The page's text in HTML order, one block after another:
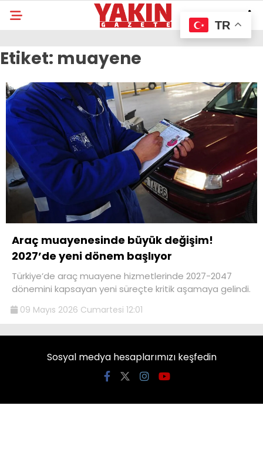
Etiket: muayene
Araç muayenesinde büyük değişim!
2027’de yeni dönem başlıyor
Türkiye’de araç muayene hizmetlerinde 2027-2047
dönemini kapsayan yeni süreçte kritik aşamaya gelindi.
09 Mayıs 2026 Cumartesi 12:01
Sosyal medya hesaplarımızı keşfedin
TR